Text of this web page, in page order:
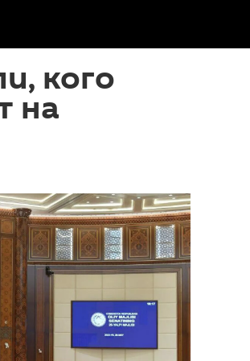
кого
на